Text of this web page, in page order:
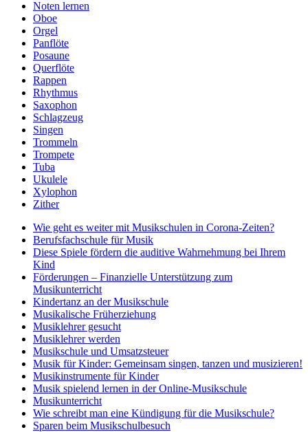
Noten lernen
Oboe
Orgel
Panflöte
Posaune
Querflöte
Rappen
Rhythmus
Saxophon
Schlagzeug
Singen
Trommeln
Trompete
Tuba
Ukulele
Xylophon
Zither
Wie geht es weiter mit Musikschulen in Corona-Zeiten?
Berufsfachschule für Musik
Diese Spiele fördern die auditive Wahrnehmung bei Ihrem
Kind
Förderungen – Finanzielle Unterstützung zum
Musikunterricht
Kindertanz an der Musikschule
Musikalische Früherziehung
Musiklehrer gesucht
Musiklehrer werden
Musikschule und Umsatzsteuer
Musik für Kinder: Gemeinsam singen, tanzen und musizieren!
Musikinstrumente für Kinder
Musik spielend lernen in der Online-Musikschule
Musikunterricht
Wie schreibt man eine Kündigung für die Musikschule?
Sparen beim Musikschulbesuch